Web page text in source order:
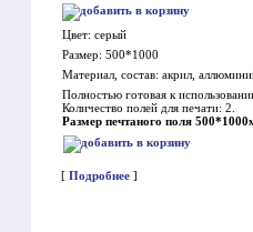
Цвет: серый
Размер: 500*1000
Материал, состав: акрил,
Полностью готовая к
Количество полей для печати: 2.
Размер печтаного поля
[ Подробнее ]